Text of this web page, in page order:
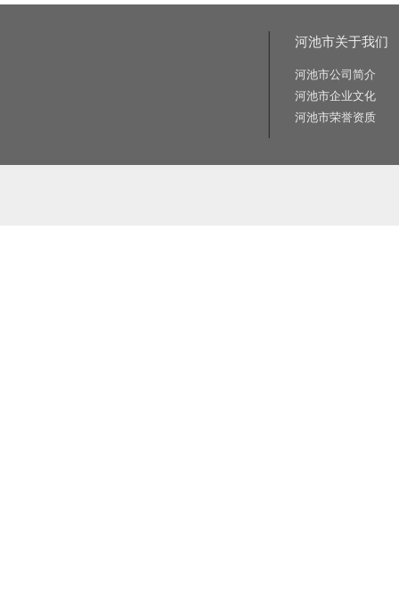
河池市关于我们
河池市公司简介
河池市企业文化
河池市荣誉资质